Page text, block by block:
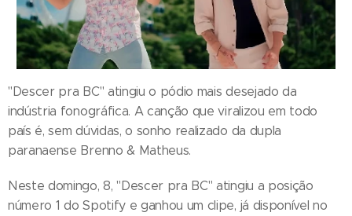
"Descer pra BC" atingiu o pódio mais desejado da
indústria fonográfica. A canção que viralizou em todo
país é, sem dúvidas, o sonho realizado da dupla
paranaense Brenno & Matheus.
Neste domingo, 8, "Descer pra BC" atingiu a posição
número 1 do Spotify e ganhou um clipe, já disponível no